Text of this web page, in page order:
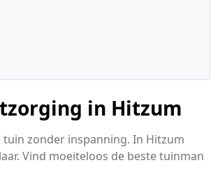
in Hitzum
zonder inspanning. In Hitzum
Vind moeiteloos de beste tuinman